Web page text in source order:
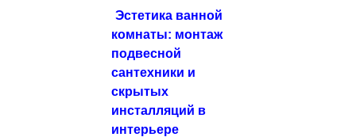
Эстетика ванной
комнаты: монтаж
подвесной
сантехники и
скрытых
инсталляций в
интерьере